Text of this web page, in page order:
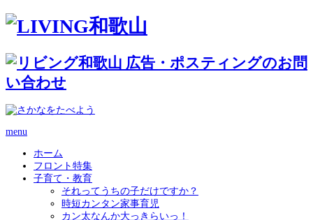
menu
ホーム
フロント特集
子育て・教育
それってうちの子だけですか？
時短カンタン家事育児
カン太なんか大っきらいっ！